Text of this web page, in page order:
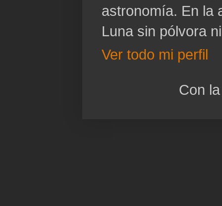
astronomía. En la
Luna sin pólvora
Ver todo mi perfil
Con